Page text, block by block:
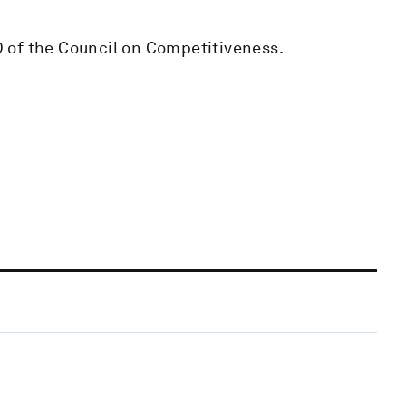
of the Council on Competitiveness.